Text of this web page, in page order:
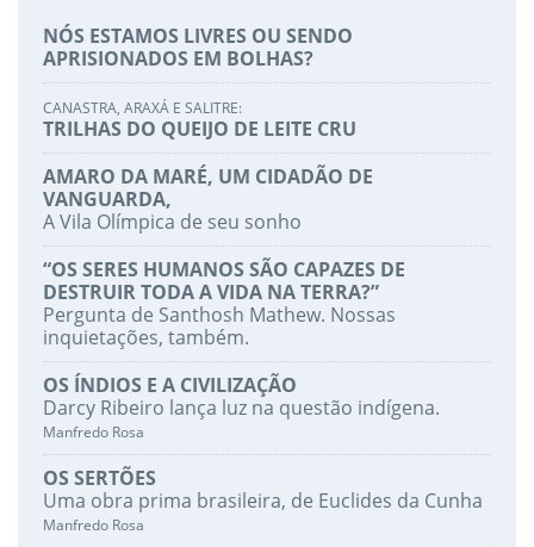
NÓS ESTAMOS LIVRES OU SENDO
APRISIONADOS EM BOLHAS?
CANASTRA, ARAXÁ E SALITRE:
TRILHAS DO QUEIJO DE LEITE CRU
AMARO DA MARÉ, UM CIDADÃO DE
VANGUARDA,
A Vila Olímpica de seu sonho
“OS SERES HUMANOS SÃO CAPAZES DE
DESTRUIR TODA A VIDA NA TERRA?”
Pergunta de Santhosh Mathew. Nossas
inquietações, também.
OS ÍNDIOS E A CIVILIZAÇÃO
Darcy Ribeiro lança luz na questão indígena.
Manfredo Rosa
OS SERTÕES
Uma obra prima brasileira, de Euclides da Cunha
Manfredo Rosa